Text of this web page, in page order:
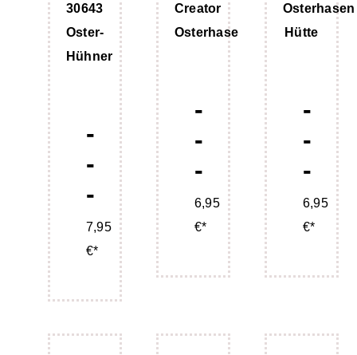
30643
Oster-
Hühner
-
-
-
7,95
€*
Creator
Osterhase
-
-
-
6,95
€*
Osterhasen
Hütte
-
-
-
6,95
€*